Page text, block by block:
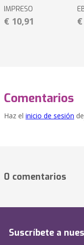
IMPRESO
€ 10,91
Comentarios
Haz el inicio de sesión
0 comentarios
Suscríbete a